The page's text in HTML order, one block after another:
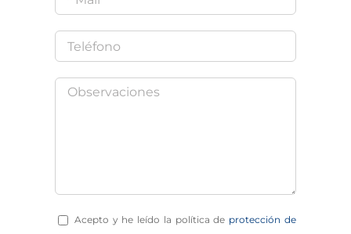
Acepto y he leído la política de protección de